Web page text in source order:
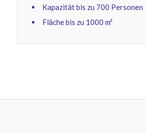
Kapazität bis zu 700 Personen
Fläche bis zu 1000 m²